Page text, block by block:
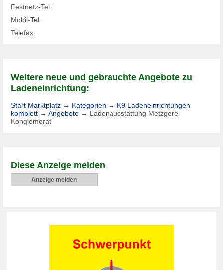
Festnetz-Tel.:
Mobil-Tel.:
Telefax:
Weitere neue und gebrauchte Angebote zu
Ladeneinrichtung:
Start Marktplatz → Kategorien → K9 Ladeneinrichtungen
komplett → Angebote → Ladenausstattung Metzgerei
Konglomerat
Diese Anzeige melden
Anzeige melden